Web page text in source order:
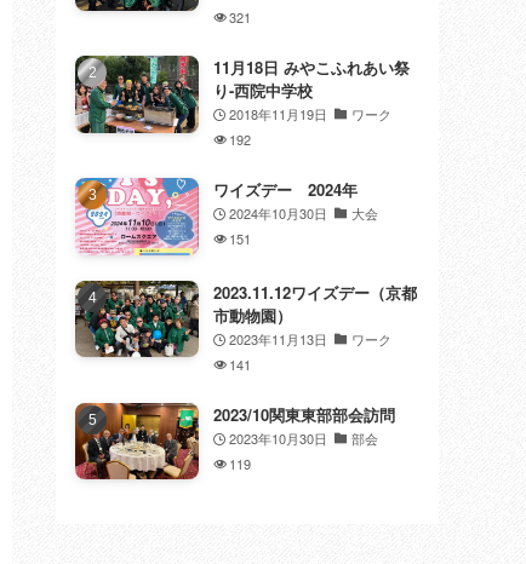
321
11月18日 みやこふれあい祭
り-西院中学校
2018年11月19日
ワーク
192
ワイズデー 2024年
2024年10月30日
大会
151
2023.11.12ワイズデー（京都
市動物園）
2023年11月13日
ワーク
141
2023/10関東東部部会訪問
2023年10月30日
部会
119